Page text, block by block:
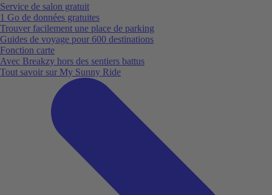
Service de salon gratuit
1 Go de données gratuites
Trouver facilement une place de parking
Guides de voyage pour 600 destinations
Fonction carte
Avec Breakzy hors des sentiers battus
Tout savoir sur My Sunny Ride